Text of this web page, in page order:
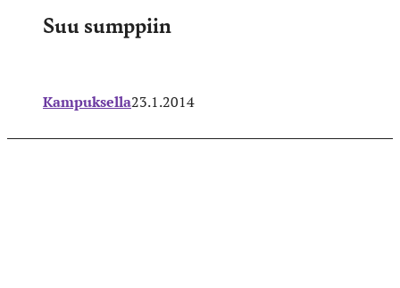
Suu sumppiin
Kampuksella23.1.2014